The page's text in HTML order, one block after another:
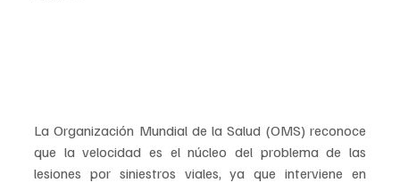
La Organización Mundial de la Salud (OMS) reconoce
que la velocidad es el núcleo del problema de las
lesiones por siniestros viales, ya que interviene en